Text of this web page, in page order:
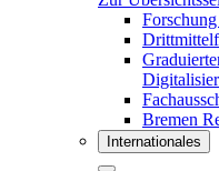
Bremen
Internationales